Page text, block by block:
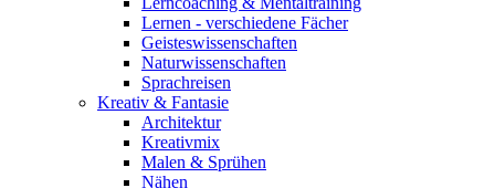
Lernen - verschiedene Fächer
Geisteswissenschaften
Naturwissenschaften
Sprachreisen
Kreativ & Fantasie
Architektur
Kreativmix
Malen & Sprühen
Nähen